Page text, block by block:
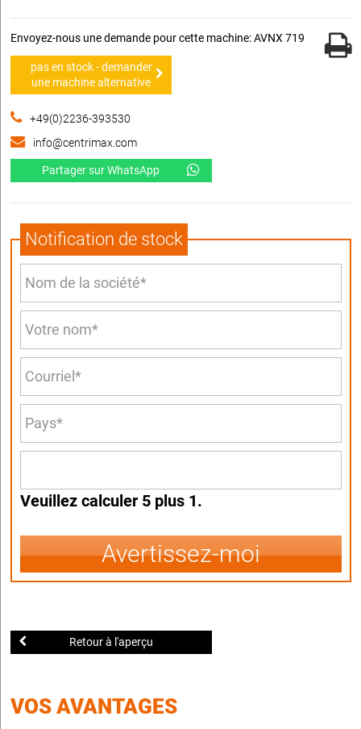
Envoyez-nous une demande pour cette machine: AVNX 719
pas en stock - demander
une machine alternative
+49(0)2236-393530
info@centrimax.com
Partager sur WhatsApp
Notification de stock
Veuillez calculer 5 plus 1.
Avertissez-moi
Retour à l'aperçu
VOS AVANTAGES